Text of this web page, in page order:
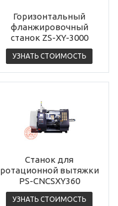
Горизонтальный
фланжировочный
станок ZS-XY-3000
УЗНАТЬ СТОИМОСТЬ
Станок для
ротационной вытяжки
PS-CNCSXY360
УЗНАТЬ СТОИМОСТЬ